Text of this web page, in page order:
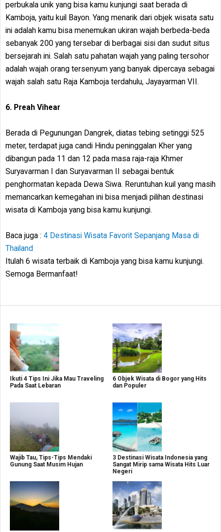
perbukala unik yang bisa kamu kunjungi saat berada di
Kamboja, yaitu kuil Bayon. Yang menarik dari objek wisata satu
ini adalah kamu bisa menemukan ukiran wajah berbeda-beda
sebanyak 200 yang tersebar di berbagai sisi dan sudut situs
bersejarah ini. Salah satu pahatan wajah yang paling tersohor
adalah wajah orang tersenyum yang banyak dipercaya sebagai
wajah salah satu Raja Kamboja terdahulu, Jayayarman VII.
6. Preah Vihear
Berada di Pegunungan Dangrek, diatas tebing setinggi 525
meter, terdapat juga candi Hindu peninggalan Kher yang
dibangun pada 11 dan 12 pada masa raja-raja Khmer
Suryavarman I dan Suryavarman II sebagai bentuk
penghormatan kepada Dewa Siwa. Reruntuhan kuil yang masih
memancarkan kemegahan ini bisa menjadi pilihan destinasi
wisata di Kamboja yang bisa kamu kunjungi.
Baca juga : 4 Destinasi Wisata Favorit Sepanjang Masa di
Thailand
Itulah 6 wisata terbaik di Kamboja yang bisa kamu kunjungi.
Semoga Bermanfaat!
Ikuti 4 Tips Ini Jika Mau Traveling
Pada Saat Lebaran
6 Objek Wisata di Bogor yang Hits
dan Populer
Wajib Tau, Tips-Tips Mendaki
Gunung Saat Musim Hujan
3 Destinasi Wisata Indonesia yang
Sangat Mirip sama Wisata Hits Luar
Negeri